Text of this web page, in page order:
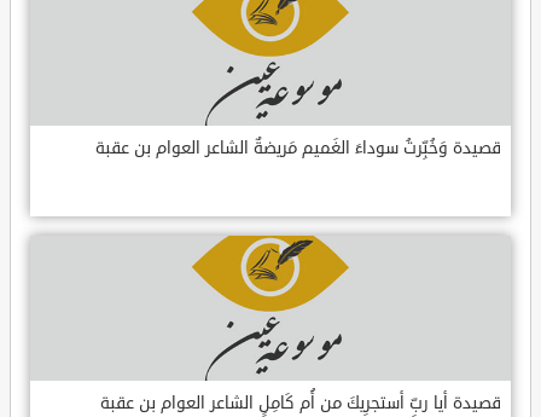
قصيدة وَخُبِّرتُ سوداءَ الغَميم مَريضةٌ الشاعر العوام بن عقبة
قصيدة أيا ربِّ أستجرِيكَ من أُم كَامِلٍ الشاعر العوام بن عقبة